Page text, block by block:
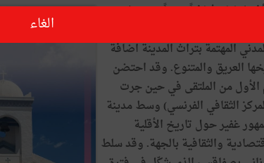
مدينة صفاقس يومي 24 و25 أفريل لقاء ثقافياً مميزاً من تنظيم
من المؤسسات المنتمية لجامعة
المهتمة بتراث المدينة اضافة
العريق والمتنوع. وقد احتضن
الأول من الملتقى في حين جرت
الثقافي الفرنسي) وسط مدينة
غفير حول تاريخ الأقلية
والثقافية بالجهة. وقد سلط
الغاء